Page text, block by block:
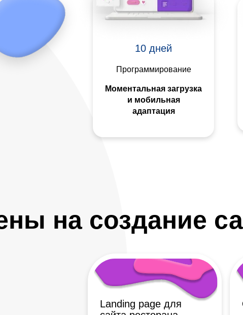
10 дней
Программирование
Моментальная загрузка
и мобильная
адаптация
на создание
Landing page для